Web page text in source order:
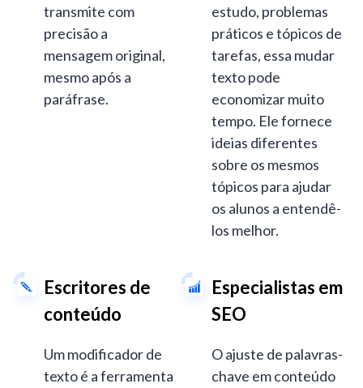
transmite com
precisão a
mensagem original,
mesmo após a
paráfrase.
estudo, problemas
práticos e tópicos de
tarefas, essa mudar
texto pode
economizar muito
tempo. Ele fornece
ideias diferentes
sobre os mesmos
tópicos para ajudar
os alunos a entendê-
los melhor.
Escritores de
conteúdo
Um modificador de
texto é a ferramenta
Especialistas em
SEO
O ajuste de palavras-
chave em conteúdo